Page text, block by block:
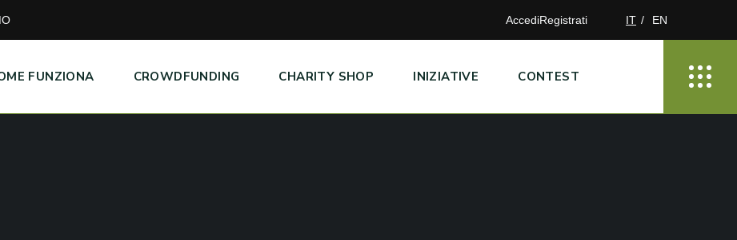
AccediRegistrati IT EN
FUNZIONA CROWDFUNDING CHARITY SHOP INIZIATIVE CONTEST